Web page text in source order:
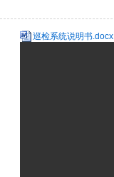
巡检系统说明书.docx